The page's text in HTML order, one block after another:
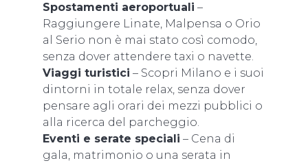
Spostamenti aeroportuali –
Raggiungere Linate, Malpensa o Orio
al Serio non è mai stato così comodo,
senza dover attendere taxi o navette.
Viaggi turistici – Scopri Milano e i suoi
dintorni in totale relax, senza dover
pensare agli orari dei mezzi pubblici o
alla ricerca del parcheggio.
Eventi e serate speciali – Cena di
gala, matrimonio o una serata in